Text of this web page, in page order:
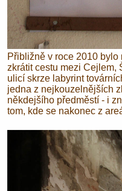
Přibližně v roce 2010
zkrátit cestu mezi Cejlem,
ulicí skrze labyrint
jedna z nejkouzelnějších
někdejšího předměstí - i
tom, kde se nakonec z